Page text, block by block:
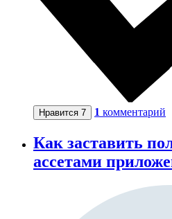
Нравится 7 1 комментарий
Как заставить
ассетами